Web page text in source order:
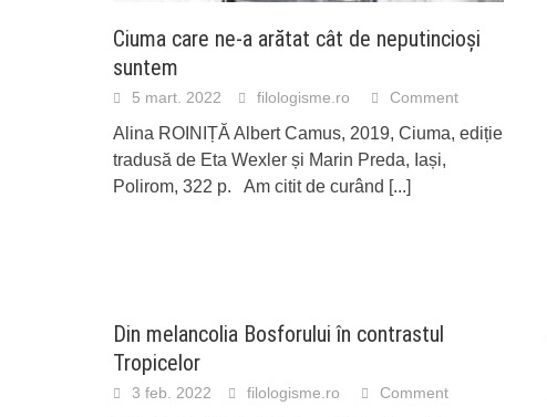
Ciuma care ne-a arătat cât de neputincioși
suntem
5 mart. 2022 filologisme.ro Comment
Alina ROINIȚĂ Albert Camus, 2019, Ciuma, ediție
tradusă de Eta Wexler și Marin Preda, Iași,
Polirom, 322 p. Am citit de curând [...]
Din melancolia Bosforului în contrastul
Tropicelor
3 feb. 2022 filologisme.ro Comment